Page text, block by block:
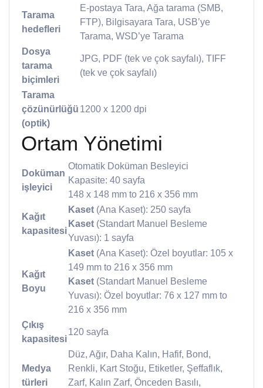
Tarama
hedefleri
E-postaya Tara, Ağa tarama (SMB,
FTP), Bilgisayara Tara, USB’ye
Tarama, WSD’ye Tarama
Dosya
tarama
biçimleri
JPG, PDF (tek ve çok sayfalı), TIFF
(tek ve çok sayfalı)
Tarama
çözünürlüğü
(optik)
1200 x 1200 dpi
Ortam Yönetimi
Doküman
işleyici
Otomatik Doküman Besleyici
Kapasite: 40 sayfa
148 x 148 mm to 216 x 356 mm
Kağıt
kapasitesi
Kaset (Ana Kaset): 250 sayfa
Kaset (Standart Manuel Besleme
Yuvası): 1 sayfa
Kağıt
Boyu
Kaset (Ana Kaset): Özel boyutlar: 105 x
149 mm to 216 x 356 mm
Kaset (Standart Manuel Besleme
Yuvası): Özel boyutlar: 76 x 127 mm to
216 x 356 mm
Çıkış
kapasitesi
120 sayfa
Medya
türleri
Düz, Ağır, Daha Kalın, Hafif, Bond,
Renkli, Kart Stoğu, Etiketler, Şeffaflık,
Zarf, Kalın Zarf, Önceden Basılı,